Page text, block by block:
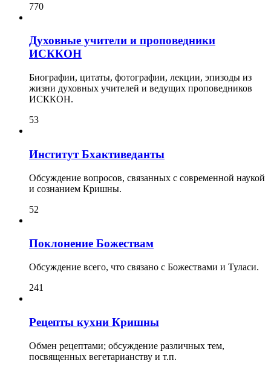
770
Духовные учители и проповедники
ИСККОН
Биографии, цитаты, фотографии, лекции, эпизоды из
жизни духовных учителей и ведущих проповедников
ИСККОН.
53
Институт Бхактиведанты
Обсуждение вопросов, связанных с современной наукой
и сознанием Кришны.
52
Поклонение Божествам
Обсуждение всего, что связано с Божествами и Туласи.
241
Рецепты кухни Кришны
Обмен рецептами; обсуждение различных тем,
посвященных вегетарианству и т.п.